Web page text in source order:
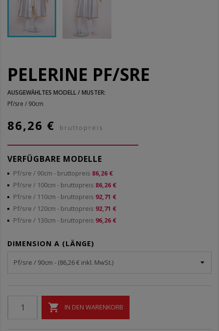
PELERINE PF/SRE
AUSGEWÄHLTES MODELL / MUSTER:
Pf/sre / 90cm
86,26 € bruttopreis
VERFÜGBARE MODELLE
Pf/sre / 90cm - bruttopreis 86,26 €
Pf/sre / 100cm - bruttopreis 86,26 €
Pf/sre / 110cm - bruttopreis 92,71 €
Pf/sre / 120cm - bruttopreis 92,71 €
Pf/sre / 130cm - bruttopreis 96,26 €
DIMENSION A (LÄNGE)
 IN DEN WARENKORB